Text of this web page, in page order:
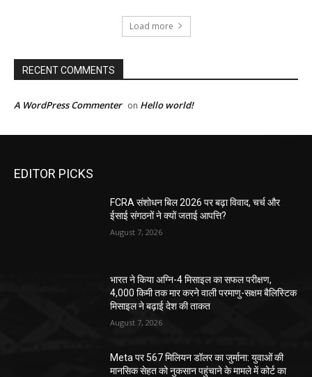
Load more
RECENT COMMENTS
A WordPress Commenter on Hello world!
EDITOR PICKS
FCRA संशोधन बिल 2026 पर बढ़ा विवाद, चर्च और
ईसाई संगठनों ने क्यों जताई आपत्ति?
August 7, 2026
भारत ने किया अग्नि-4 मिसाइल का सफल परीक्षण,
4,000 किमी तक मार करने वाली परमाणु-सक्षम बैलिस्टिक
मिसाइल ने बढ़ाई देश की ताकत
August 7, 2026
Meta पर 567 मिलियन डॉलर का जुर्माना: युवाओं की
मानसिक सेहत को नुकसान पहुंचाने के मामले में कोर्ट का